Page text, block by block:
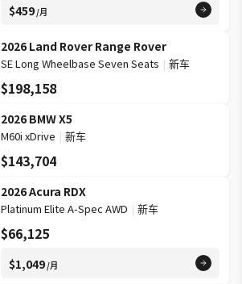
$459/月
2026 Land Rover Range Rover
SE Long Wheelbase Seven Seats | 新车
$198,158
2026 BMW X5
M60i xDrive | 新车
$143,704
2026 Acura RDX
Platinum Elite A-Spec AWD | 新车
$66,125
$1,049/月